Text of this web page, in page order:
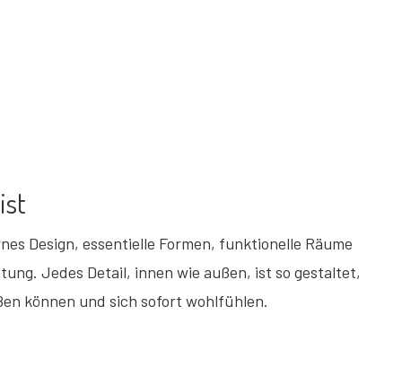
Design, essentielle Formen, funktionelle Räume
Jedes Detail, innen wie außen, ist so gestaltet,
können und sich sofort wohlfühlen.